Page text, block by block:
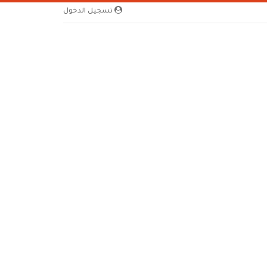
تسجيل الدخول